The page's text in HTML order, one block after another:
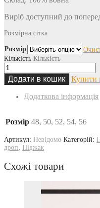
Виріб доступний до
Розмірна сітка
Розмір
Кількість Кількість
Додати в кошик Купити
Додаткова інформація
Розмір 48, 50, 52, 54, 56
Артикул: Невідомо Категорій:
дроп
Піджак
Схожі товари